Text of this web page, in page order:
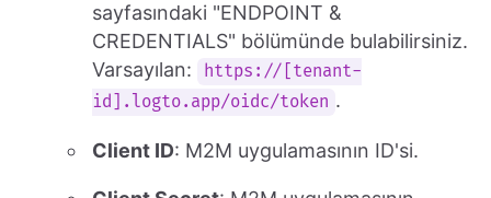
sayfasındaki "ENDPOINT &
CREDENTIALS" bölümünde bulabilirsiniz.
Varsayılan:
https://[tenant-
id].logto.app/oidc/token .
Client ID: M2M uygulamasının ID'si.